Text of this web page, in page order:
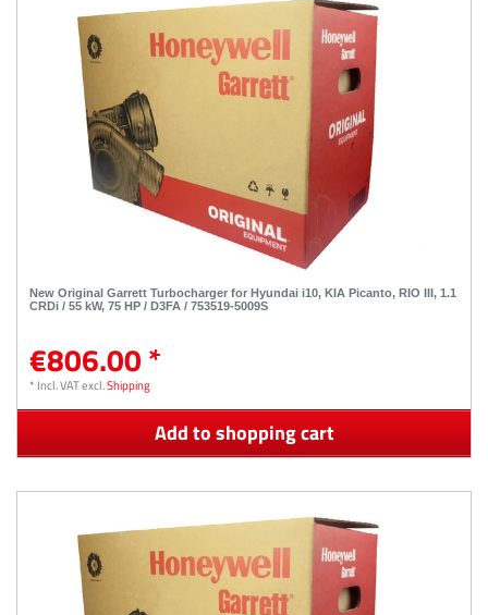
New Original Garrett Turbocharger for Hyundai i10, KIA Picanto, RIO III, 1.1
CRDi / 55 kW, 75 HP / D3FA / 753519-5009S
€806.00 *
* Incl. VATexcl.Shipping
Add to shopping cart